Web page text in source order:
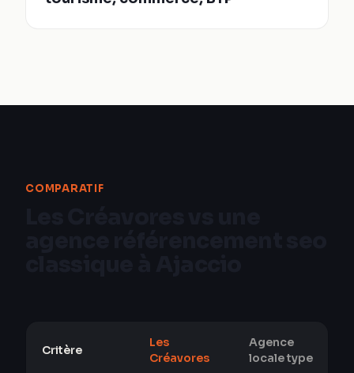
COMPARATIF
Critère
Les
Créavores
Agence
locale type